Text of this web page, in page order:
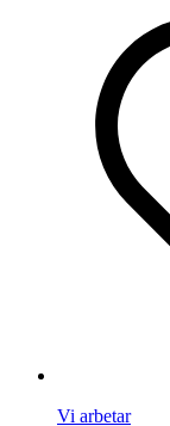
Vi arbetar